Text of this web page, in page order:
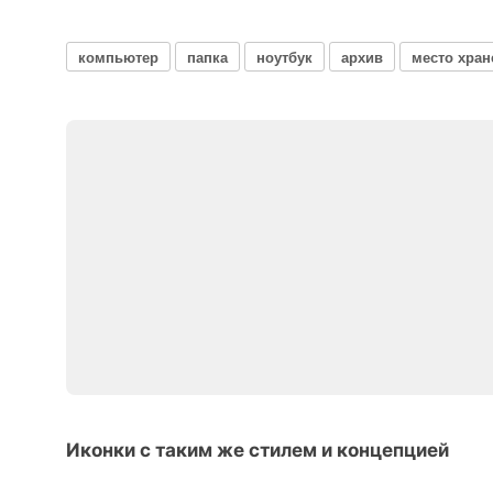
компьютер папка ноутбук архив место
Иконки с таким же стилем и концепцией